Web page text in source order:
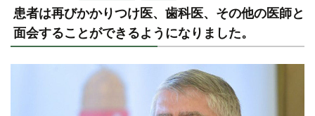
患者は再びかかりつけ医、歯科医、その他の医師と
面会することができるようになりました。